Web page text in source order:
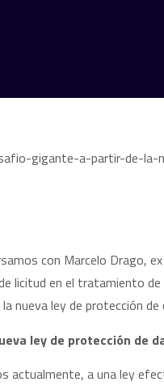
con Marcelo Drago,
licitud en el tratamiento
nueva ley de protección
ley de protección de
actualmente, a una ley